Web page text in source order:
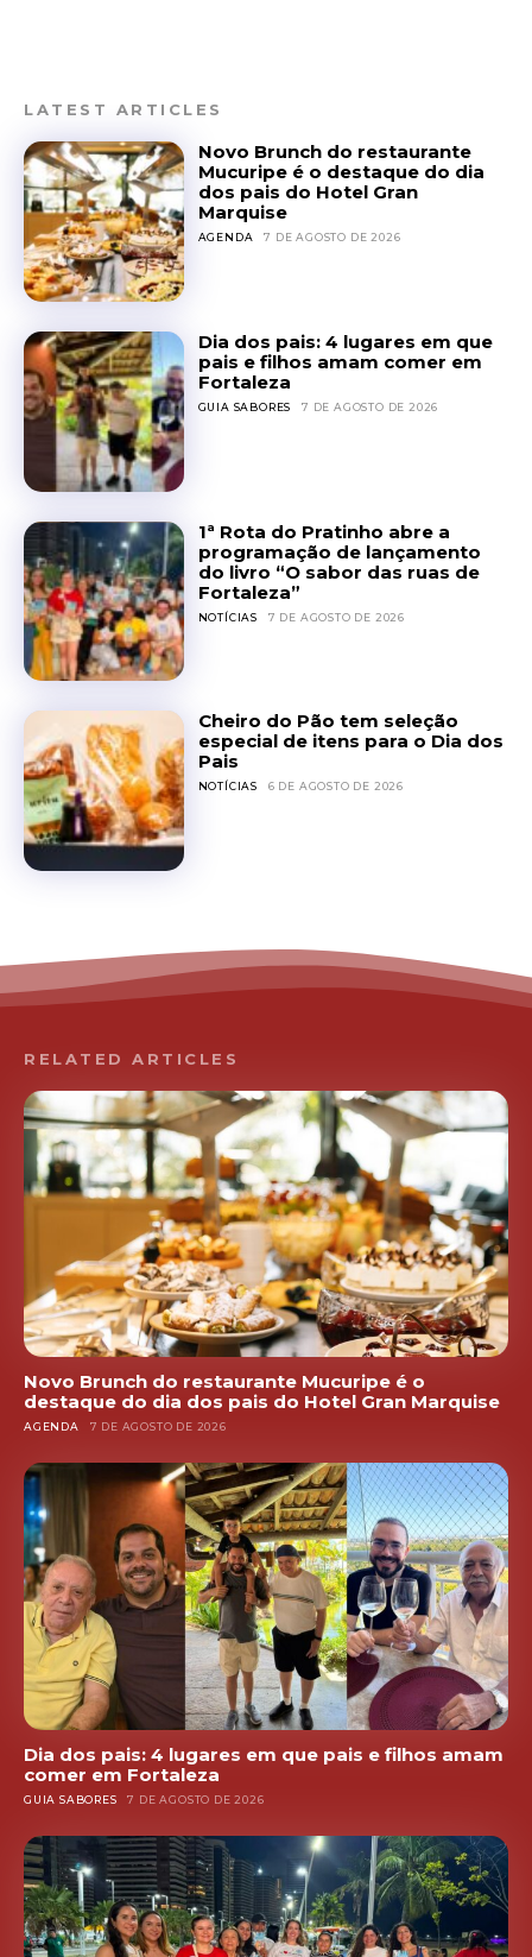
LATEST ARTICLES
Novo Brunch do restaurante
Mucuripe é o destaque do dia
dos pais do Hotel Gran
Marquise
AGENDA 7 DE AGOSTO DE 2026
Dia dos pais: 4 lugares em que
pais e filhos amam comer em
Fortaleza
GUIA SABORES 7 DE AGOSTO DE 2026
1ª Rota do Pratinho abre a
programação de lançamento
do livro “O sabor das ruas de
Fortaleza”
NOTÍCIAS 7 DE AGOSTO DE 2026
Cheiro do Pão tem seleção
especial de itens para o Dia dos
Pais
NOTÍCIAS 6 DE AGOSTO DE 2026
RELATED ARTICLES
Novo Brunch do restaurante Mucuripe é o
destaque do dia dos pais do Hotel Gran Marquise
AGENDA 7 DE AGOSTO DE 2026
Dia dos pais: 4 lugares em que pais e filhos amam
comer em Fortaleza
GUIA SABORES 7 DE AGOSTO DE 2026